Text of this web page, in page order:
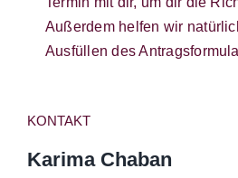
Außerdem helfen wir
Ausfüllen des
KONTAKT
Karima Chaban